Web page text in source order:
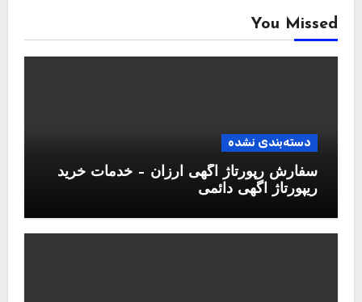
You Missed
دسته‌بندی نشده
سفارش رپورتاژ آگهی ارزان – خدمات خرید
ریپورتاژ اگهی دائمی